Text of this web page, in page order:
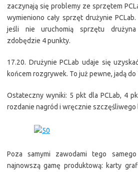
zaczynają się problemy ze sprzętem
wymieniono cały sprzęt drużynie
jeśli nie uruchomią sprzętu
zdobędzie 4 punkty.
17.20. Drużynie PCLab udaje się
końcem rozgrywek. To już pewne, jadą do
Ostateczny wyniki: 5 pkt dla PCLab, 4
rozdanie nagród i wręcznie szczęśliwego
Poza samymi zawodami tego
najnowszą gamę produktową: karty